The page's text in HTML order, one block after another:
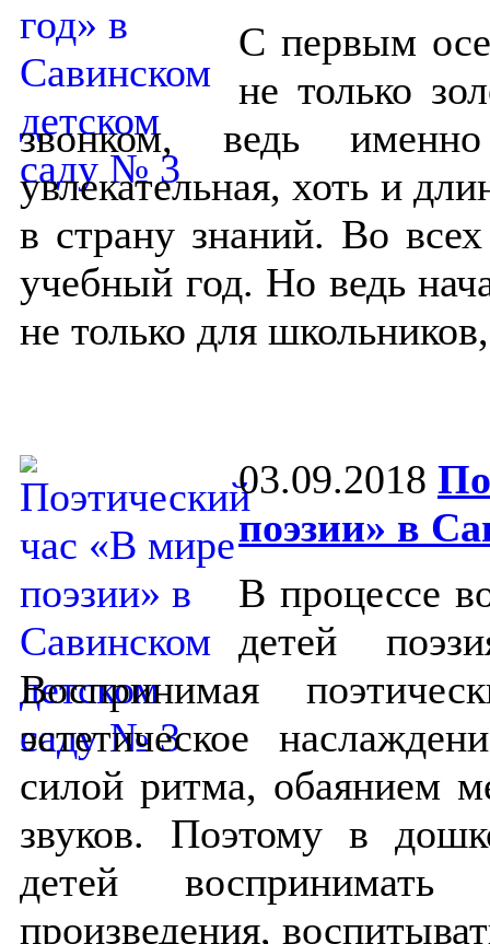
С первым
не только
звонком, ведь
увлекательная, хоть и
в страну знаний. Во
учебный год. Но ведь
не только для
03.09.2018
поэзии» в
В процессе
детей
Воспринимая
эстетическое
силой ритма, обаянием
звуков. Поэтому в
детей
произведения,